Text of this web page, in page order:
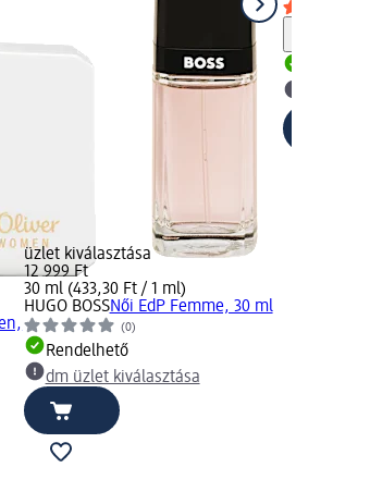
üzlet kiválasztása
12 999 Ft
30 ml (433,30 Ft / 1 ml)
HUGO BOSSNői EdP Femme, 30 ml
(0)
Rendelhető
dm üzlet kiválasztása